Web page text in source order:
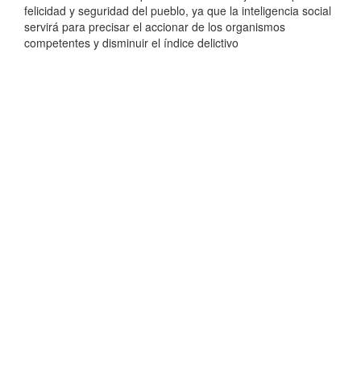
felicidad y seguridad del pueblo, ya que la inteligencia social
servirá para precisar el accionar de los organismos
competentes y disminuir el índice delictivo